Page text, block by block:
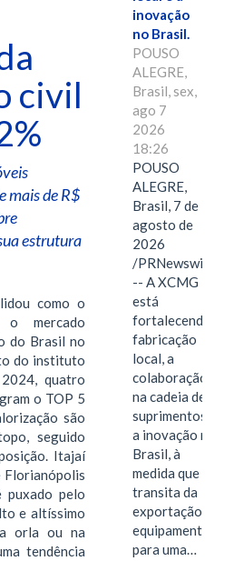
civil
mais de R$
estrutura
como o
o mercado
do Brasil no
do instituto
quatro
o TOP 5
são
seguido
Itajaí
Florianópolis
puxado pelo
e altíssimo
orla ou na
tendência
inovação
no Brasil.
POUSO
ALEGRE,
Brasil, sex,
ago 7
2026
18:26
POUSO
ALEGRE,
Brasil, 7 de
agosto de
2026
/PRNewswire/
-- A XCMG
está
fortalecendo a
fabricação
local, a
colaboração
na cadeia de
suprimentos e
a inovação no
Brasil, à
medida que
transita da
exportação de
equipamentos
para uma…